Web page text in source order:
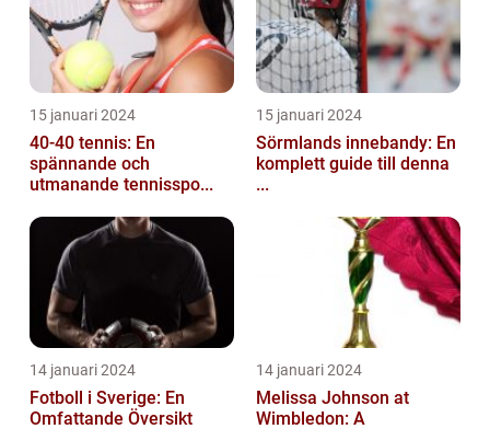
15 januari 2024
40-40 tennis: En
spännande och
utmanande tennisspo...
15 januari 2024
Sörmlands innebandy: En
komplett guide till denna
...
14 januari 2024
Fotboll i Sverige: En
Omfattande Översikt
14 januari 2024
Melissa Johnson at
Wimbledon: A